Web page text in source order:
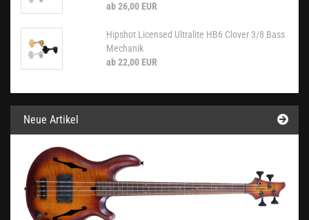
ab 26,00 EUR
Hipshot Licensed Ultralite HB6 Clover 3/8 Bass
Mechanik
ab 22,00 EUR
Neue Artikel